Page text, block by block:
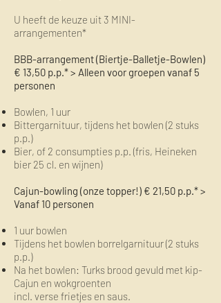
U heeft de keuze uit 3 MINI-
arrangementen*
BBB-arrangement (Biertje-Balletje-Bowlen)
€ 13,50 p.p.* > Alleen voor groepen vanaf 5
personen
Bowlen, 1 uur
Bittergarnituur, tijdens het bowlen (2 stuks
p.p.)
Bier, of 2 consumpties p.p. (fris, Heineken
bier 25 cl. en wijnen)
Cajun-bowling (onze topper!) € 21,50 p.p.* >
Vanaf 10 personen
1 uur bowlen
Tijdens het bowlen borrelgarnituur (2 stuks
p.p.)
Na het bowlen: Turks brood gevuld met kip-
Cajun en wokgroenten
incl. verse frietjes en saus.